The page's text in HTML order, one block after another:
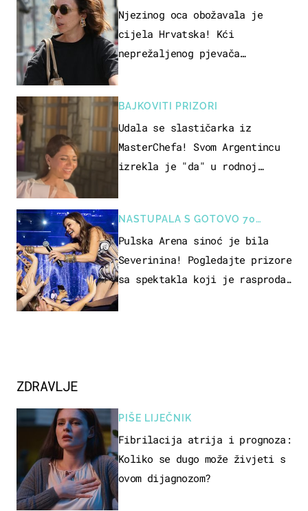
Njezinog oca obožavala je
cijela Hrvatska! Kći
neprežaljenog pjevača
BAJKOVITI PRIZORI
Udala se slastičarka iz
MasterChefa! Svom Argentincu
izrekla je "da" u rodnoj
NASTUPALA S GOTOVO 70
GLAZBENIKA
Pulska Arena sinoć je bila
Severinina! Pogledajte prizore
sa spektakla koji je rasprodan
ZDRAVLJE
PIŠE LIJEČNIK
Fibrilacija atrija i prognoza:
Koliko se dugo može živjeti s
ovom dijagnozom?